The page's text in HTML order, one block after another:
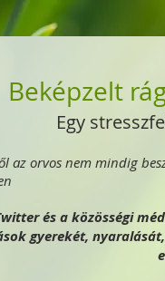
Beképzelt
Egy
az orvos nem mindig
és a közösségi
gyerekét,